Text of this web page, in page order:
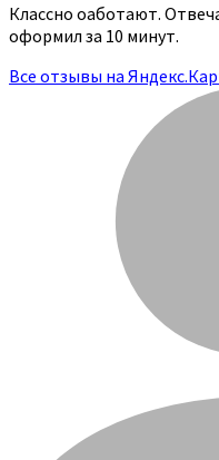
Классно оаботают.
оформил за 10 минут.
Все отзывы на